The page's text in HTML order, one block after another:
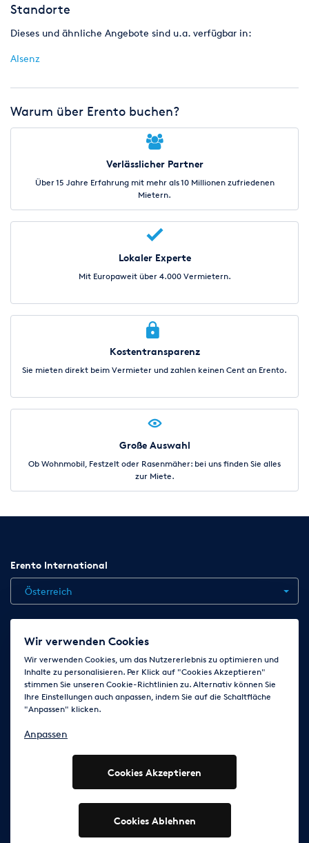
Standorte
Dieses und ähnliche Angebote sind u.a. verfügbar in:
Alsenz
Warum über Erento buchen?
Verlässlicher Partner
Über 15 Jahre Erfahrung mit mehr als 10 Millionen zufriedenen
Mietern.
Lokaler Experte
Mit Europaweit über 4.000 Vermietern.
Kostentransparenz
Sie mieten direkt beim Vermieter und zahlen keinen Cent an Erento.
Große Auswahl
Ob Wohnmobil, Festzelt oder Rasenmäher: bei uns finden Sie alles
zur Miete.
Erento International
Österreich
Jobs Kontakt News
AGB
Impressum Cookie-Einstellungen ändern
Folge uns auf
© 2003 - 2026 Erento Campanda GmbH - Alle Rechte
vorbehalten
Ausgewiesene Marken gehören den jeweiligen Eigentümern.
Wir verwenden Cookies
Wir verwenden Cookies, um das Nutzererlebnis zu optimieren und
Inhalte zu personalisieren. Per Klick auf "Cookies Akzeptieren"
stimmen Sie unseren Cookie-Richtlinien zu. Alternativ können Sie
Ihre Einstellungen auch anpassen, indem Sie auf die Schaltfläche
"Anpassen" klicken.
Anpassen
Cookies Akzeptieren
Cookies Ablehnen